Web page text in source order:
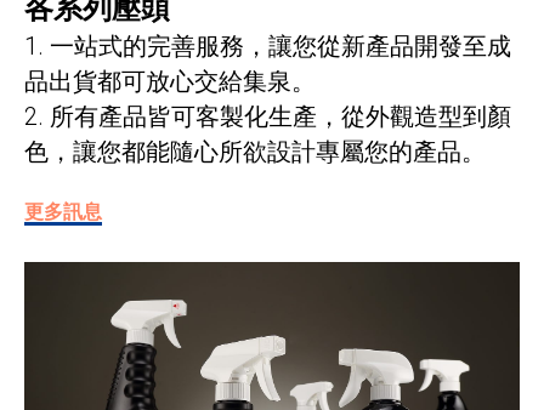
各系列壓頭
1. 一站式的完善服務，讓您從新產品開發至成
品出貨都可放心交給集泉。
2. 所有產品皆可客製化生產，從外觀造型到顏
色，讓您都能隨心所欲設計專屬您的產品。
更多訊息